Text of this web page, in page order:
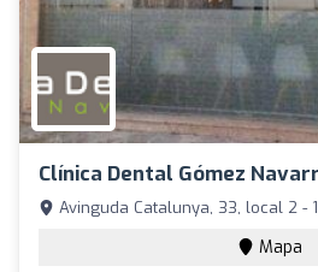
Clínica Dental Gómez
Avinguda Catalunya, 33, local 2 -
Mapa